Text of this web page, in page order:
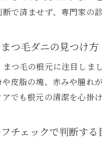
で済ませず、専門家の
つ毛ダニの見つけ方
つ毛の根元に注目し
皮脂の塊、赤みや腫れ
でも根元の清潔を心掛け
チェックで判断する